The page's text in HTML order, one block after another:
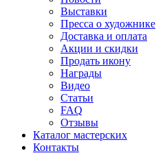
Выставки
Пресса о художнике
Доставка и оплата
Акции и скидки
Продать икону
Награды
Видео
Статьи
FAQ
Отзывы
Каталог мастерских
Контакты